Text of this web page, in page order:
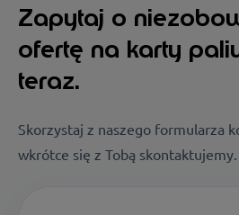
Zapytaj o
ofertę na karty
teraz.
Skorzystaj z naszego formularza
wkrótce się z Tobą skontaktujemy.